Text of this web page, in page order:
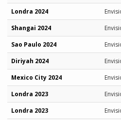
Londra 2024
Shangai 2024
Sao Paulo 2024
Diriyah 2024
Mexico City 2024
Londra 2023
Londra 2023